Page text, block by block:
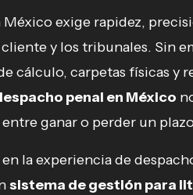
México exige rapidez,
y los tribunales. Sin
cálculo, carpetas físicas y
penal en México
ganar o perder un
en la experiencia de
sistema de gestión para